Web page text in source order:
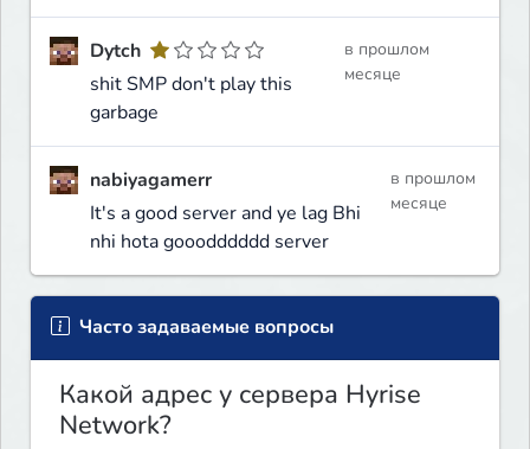
Dytch
shit SMP don't play this
garbage
в прошлом
месяце
nabiyagamerr
It's a good server and ye lag Bhi
nhi hota gooodddddd server
в прошлом
месяце
Часто задаваемые вопросы
Какой адрес у сервера Hyrise
Network?